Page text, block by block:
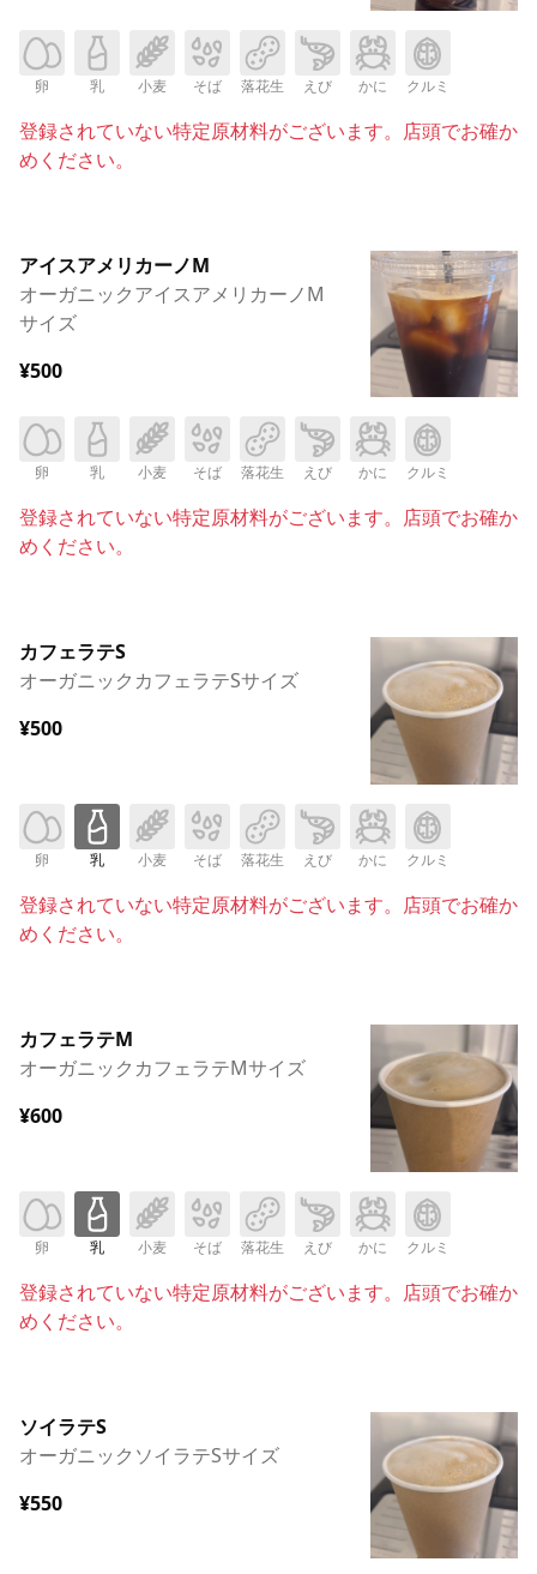
卵 乳 小麦 そば 落花生 えび かに クルミ
登録されていない特定原材料がございます。店頭でお確か
めください。
アイスアメリカーノM
オーガニックアイスアメリカーノM
サイズ
¥500
卵 乳 小麦 そば 落花生 えび かに クルミ
登録されていない特定原材料がございます。店頭でお確か
めください。
カフェラテS
オーガニックカフェラテSサイズ
¥500
卵 乳 小麦 そば 落花生 えび かに クルミ
登録されていない特定原材料がございます。店頭でお確か
めください。
カフェラテM
オーガニックカフェラテMサイズ
¥600
卵 乳 小麦 そば 落花生 えび かに クルミ
登録されていない特定原材料がございます。店頭でお確か
めください。
ソイラテS
オーガニックソイラテSサイズ
¥550